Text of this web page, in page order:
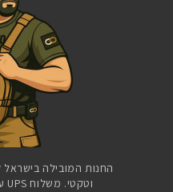
וטקטי. משלוח UPS עד 48 שעות לכל הארץ.